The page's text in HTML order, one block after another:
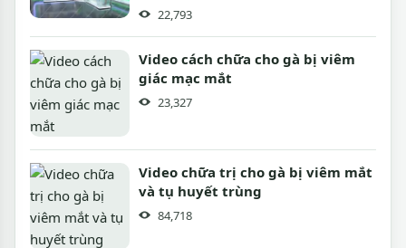
22,793
Video cách chữa cho gà bị viêm
giác mạc mắt
23,327
Video chữa trị cho gà bị viêm mắt
và tụ huyết trùng
84,718